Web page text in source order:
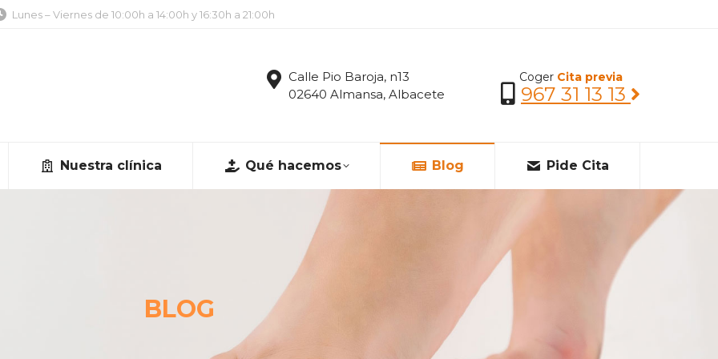
Lunes – Viernes de 10:00h a 14:00h y 16:30h a 21:00h
Calle Pio Baroja, n13
02640 Almansa, Albacete
Coger Cita previa
967 31 13 13
Nuestra clínica Qué hacemos Blog Pide Cita
BLOG